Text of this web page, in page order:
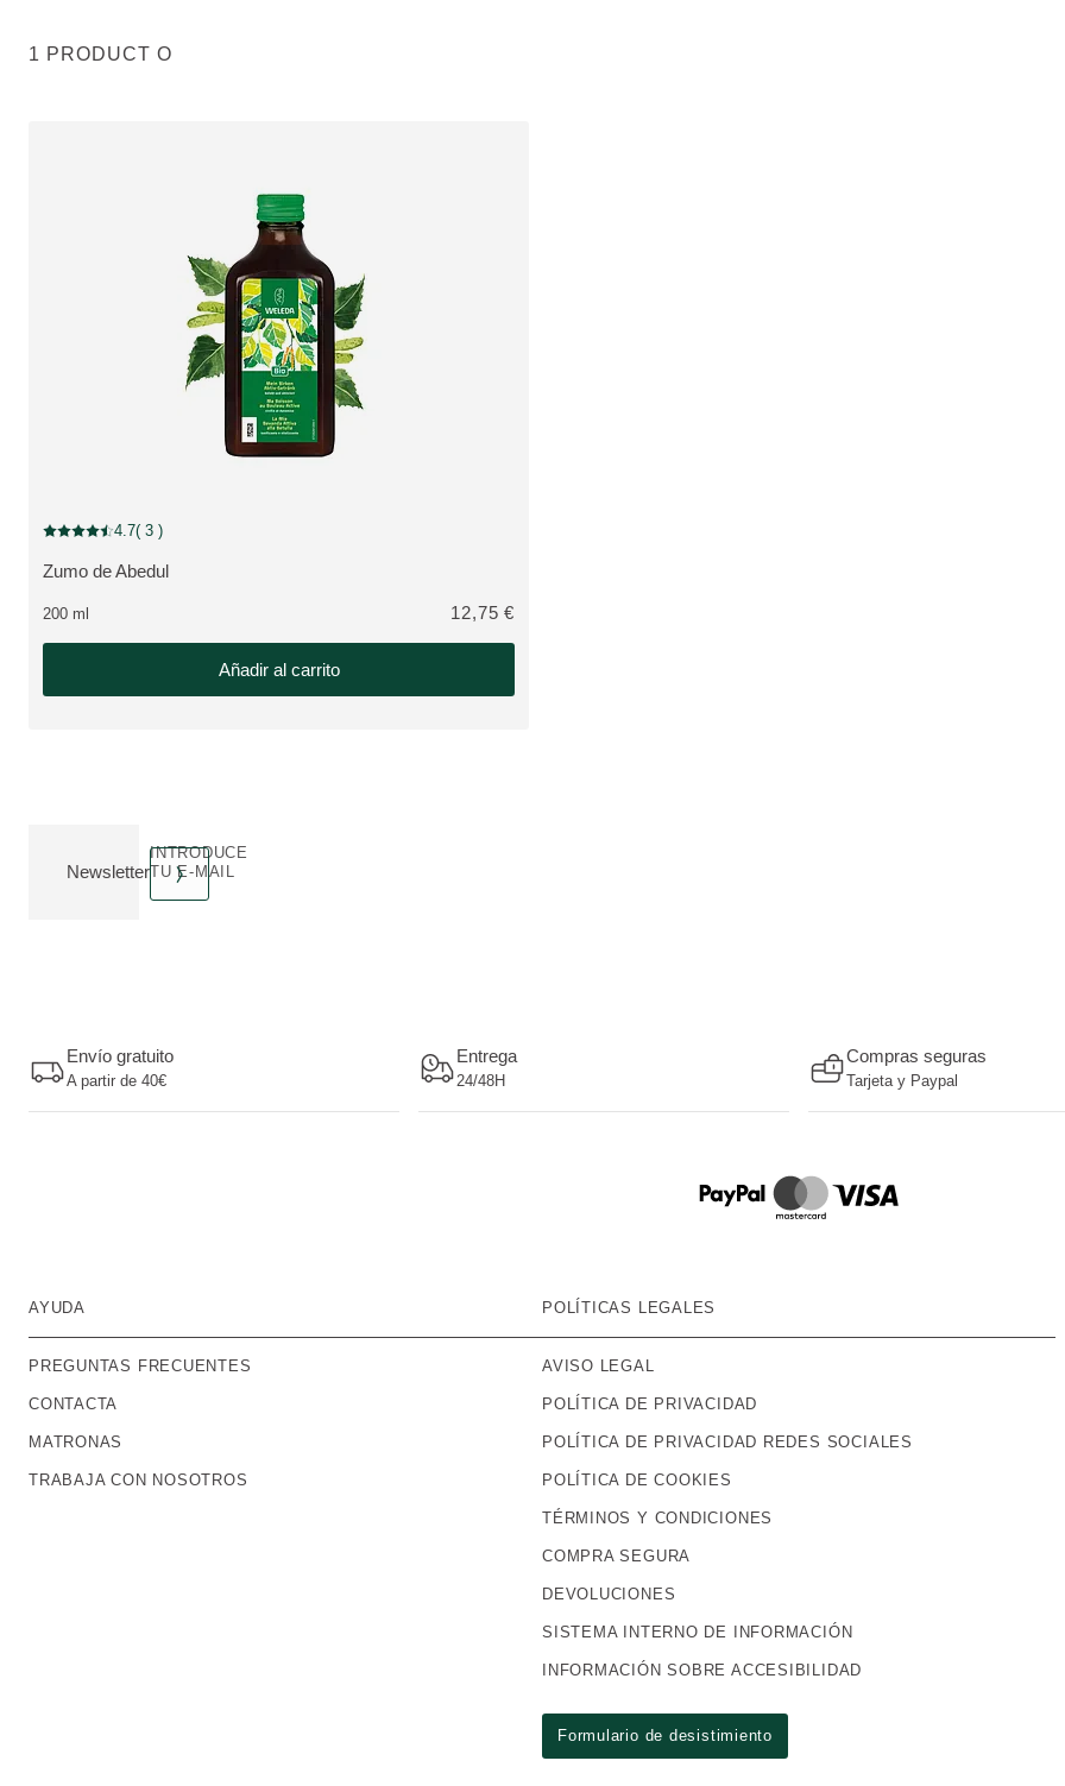
1 PRODUCT O
VER PRODUCTO:
Zumo de Abedul
Puntuación: 4.7 / 5 estrellas 3 valoraciones de usuarios
4.7( 3 )
200 ml 12,75 €
Añadir al carrito
Newsletter
INTRODUCE
TU E-MAIL
Envío gratuito
A partir de 40€
Entrega
24/48H
Compras seguras
Tarjeta y Paypal
AYUDA
PREGUNTAS FRECUENTES
CONTACTA
MATRONAS
TRABAJA CON NOSOTROS
POLÍTICAS LEGALES
AVISO LEGAL
POLÍTICA DE PRIVACIDAD
POLÍTICA DE PRIVACIDAD REDES SOCIALES
POLÍTICA DE COOKIES
TÉRMINOS Y CONDICIONES
COMPRA SEGURA
DEVOLUCIONES
SISTEMA INTERNO DE INFORMACIÓN
INFORMACIÓN SOBRE ACCESIBILIDAD
Formulario de desistimiento